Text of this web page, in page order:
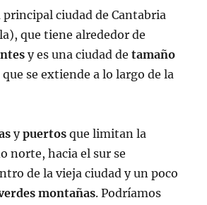
principal ciudad de Cantabria
que tiene alrededor de
y es una ciudad detamaño
que se extiende a lo largo de la
ypuertos que limitan la
norte, hacia el sur se
de la vieja ciudad y un poco
montañas. Podríamos